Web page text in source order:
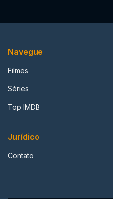
Navegue
Filmes
Séries
Top IMDB
Jurídico
Contato